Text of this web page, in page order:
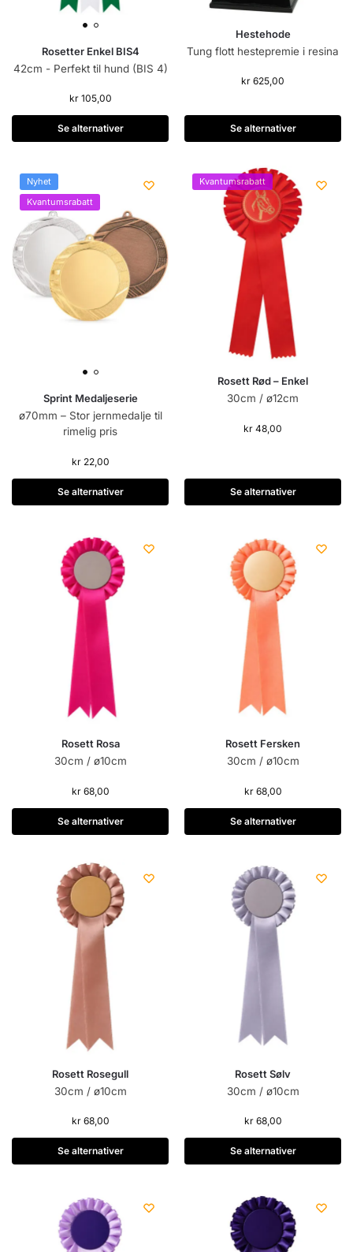
Rosetter Enkel BIS4
42cm - Perfekt til hund (BIS 4)
kr105,00
Se alternativer
Hestehode
Tung flott hestepremie i resina
kr 625,00
Se alternativer
Nyhet
Kvantumsrabatt
Sprint Medaljeserie
ø70mm – Stor jernmedalje til
rimelig pris
kr22,00
Se alternativer
Kvantumsrabatt
Rosett Rød – Enkel
30cm / ø12cm
kr 48,00
Se alternativer
Rosett Rosa
30cm / ø10cm
kr68,00
Se alternativer
Rosett Fersken
30cm / ø10cm
kr68,00
Se alternativer
Rosett Rosegull
30cm / ø10cm
kr68,00
Se alternativer
Rosett Sølv
30cm / ø10cm
kr68,00
Se alternativer